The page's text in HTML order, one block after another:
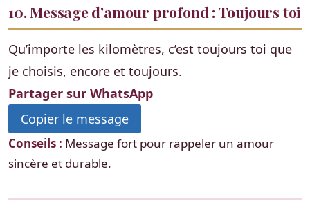
10. Message d’amour profond : Toujours toi
Qu’importe les kilomètres, c’est toujours toi que
je choisis, encore et toujours.
Partager sur WhatsApp
Copier le message
Conseils : Message fort pour rappeler un amour
sincère et durable.